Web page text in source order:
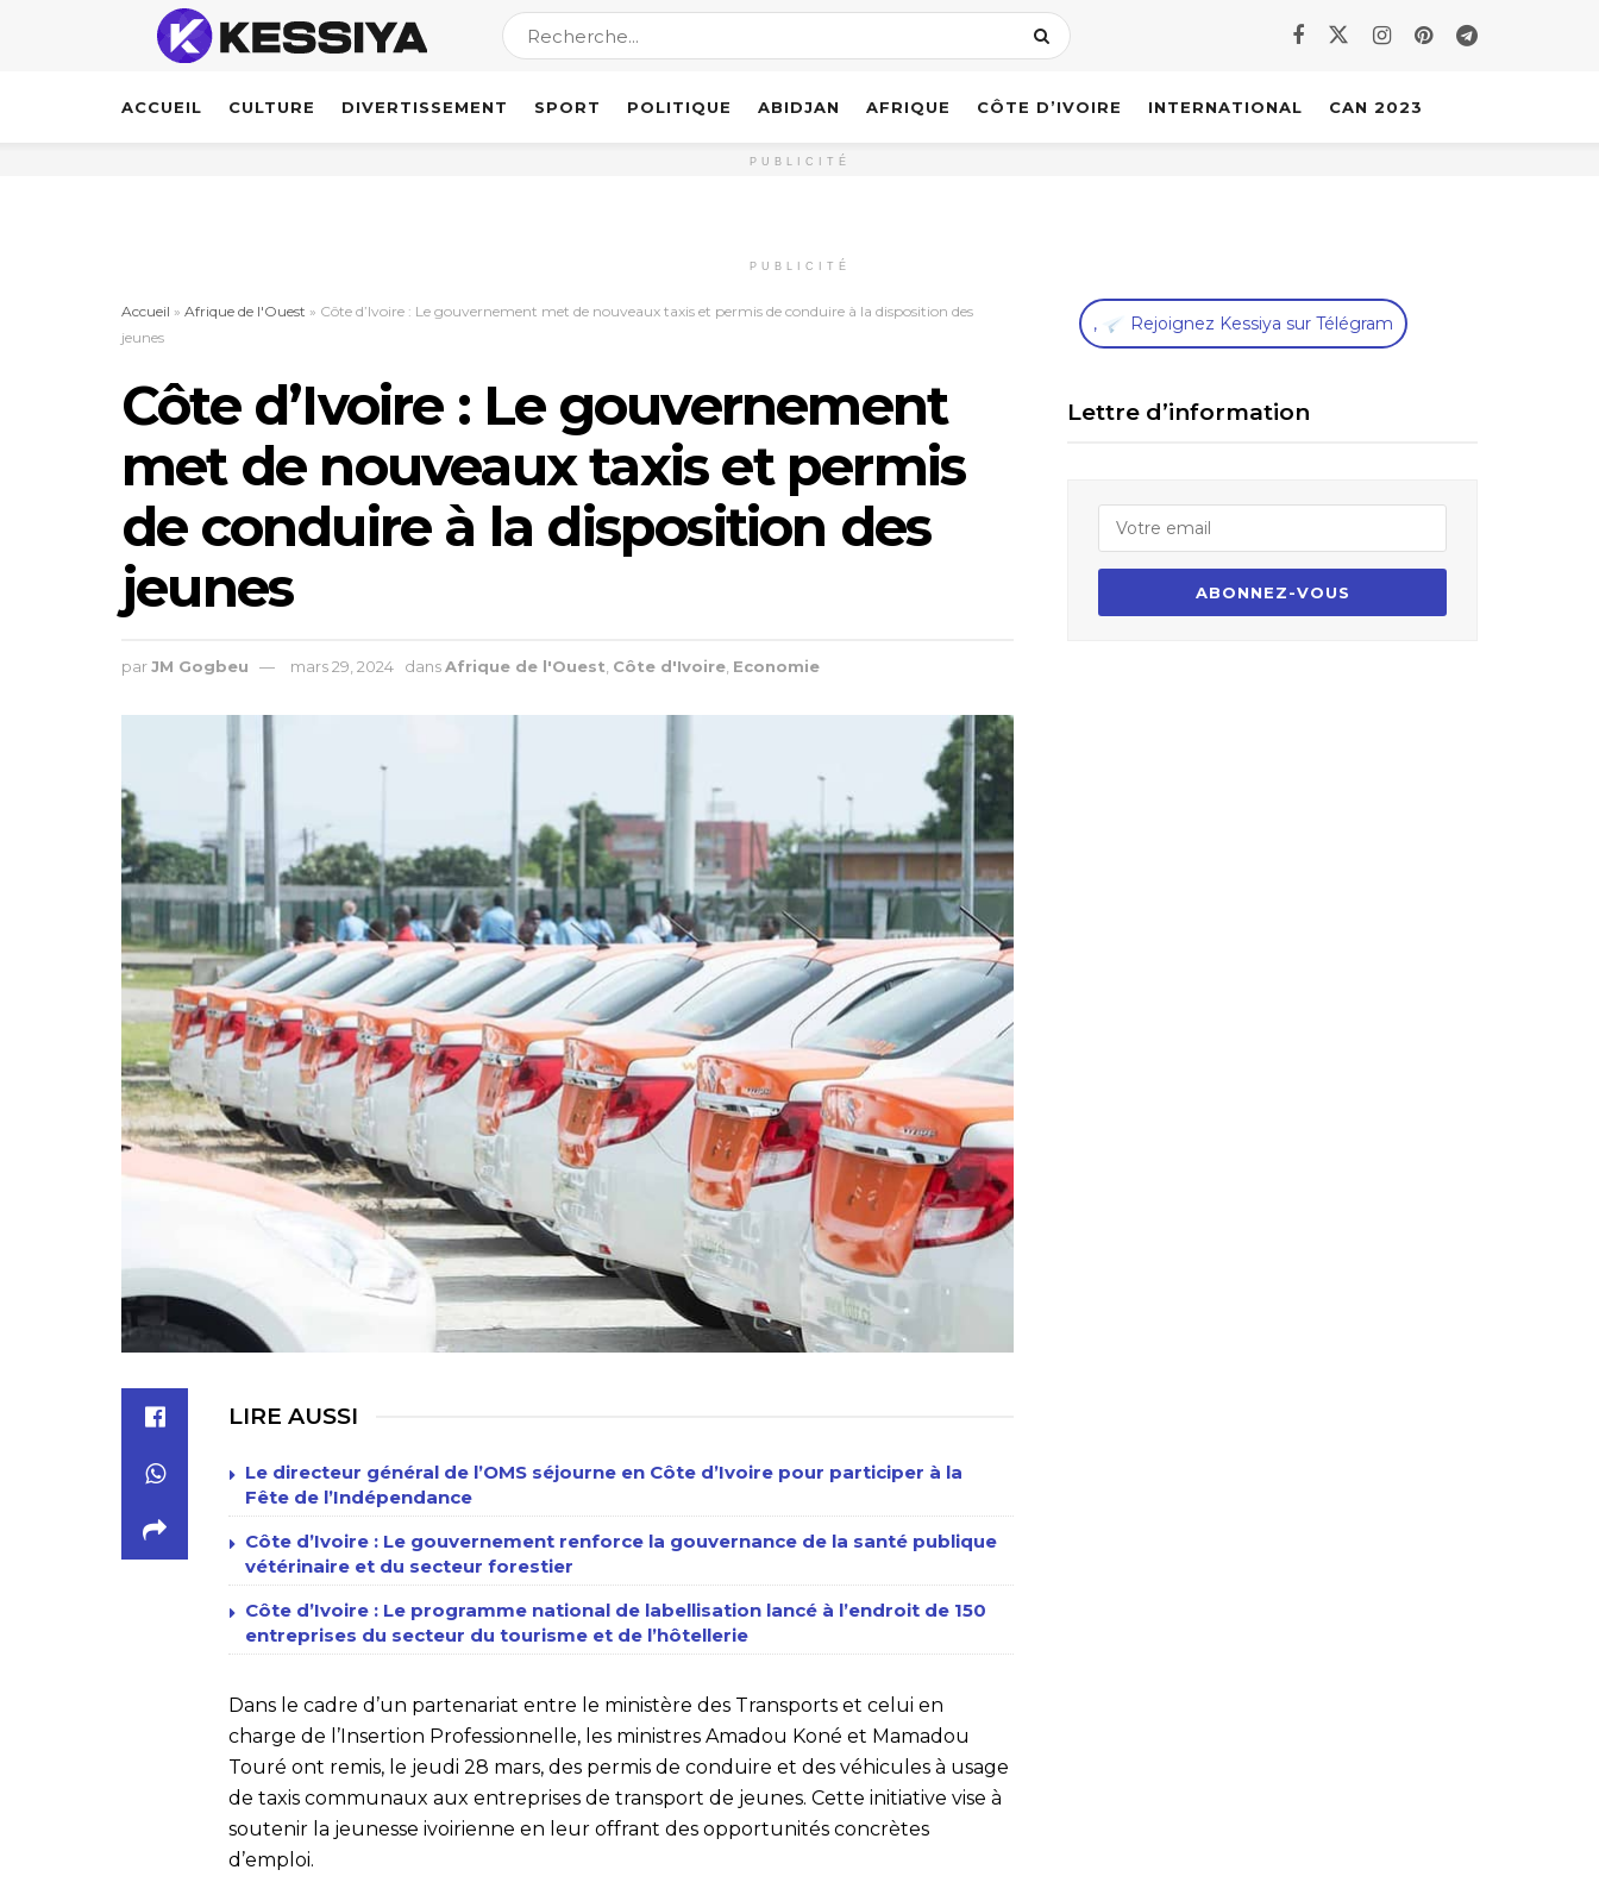
ACCUEIL CULTURE DIVERTISSEMENT SPORT POLITIQUE ABIDJAN AFRIQUE CÔTE D’IVOIRE INTERNATIONAL CAN 2023
PUBLICITÉ
PUBLICITÉ
Accueil » Afrique de l'Ouest » Côte d’Ivoire : Le gouvernement met de nouveaux taxis et permis de conduire à la disposition des
jeunes
Côte d’Ivoire : Le gouvernement
met de nouveaux taxis et permis
de conduire à la disposition des
jeunes
parJM Gogbeu mars 29, 2024 dansAfrique de l'Ouest Côte d'Ivoire Economie
LIRE AUSSI
Le directeur général de l’OMS séjourne en Côte d’Ivoire pour participer à la
Fête de l’Indépendance
Côte d’Ivoire : Le gouvernement renforce la gouvernance de la santé publique
vétérinaire et du secteur forestier
Côte d’Ivoire : Le programme national de labellisation lancé à l’endroit de 150
entreprises du secteur du tourisme et de l’hôtellerie
Dans le cadre d’un partenariat entre le ministère des Transports et celui en
charge de l’Insertion Professionnelle, les ministres Amadou Koné et Mamadou
Touré ont remis, le jeudi 28 mars, des permis de conduire et des véhicules à usage
de taxis communaux aux entreprises de transport de jeunes. Cette initiative vise à
soutenir la jeunesse ivoirienne en leur offrant des opportunités concrètes
d’emploi.
, Rejoignez Kessiya sur Télégram
Lettre d’information